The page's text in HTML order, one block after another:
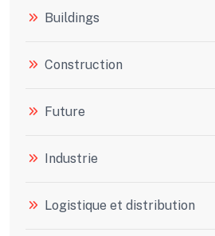
Buildings
Construction
Future
Industrie
Logistique et distribution